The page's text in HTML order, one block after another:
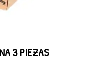
3 PIEZAS